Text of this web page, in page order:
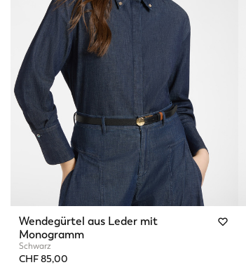
Wendegürtel aus Leder mit
Monogramm
Schwarz
CHF 85,00